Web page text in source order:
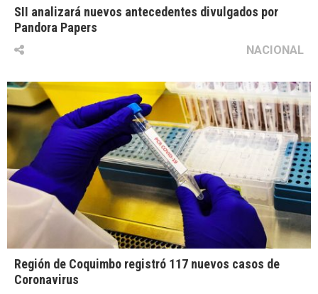
SII analizará nuevos antecedentes divulgados por
Pandora Papers
NACIONAL
Región de Coquimbo registró 117 nuevos casos de
Coronavirus